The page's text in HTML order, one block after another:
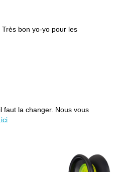
bon yo-yo pour les
faut la changer. Nous vous